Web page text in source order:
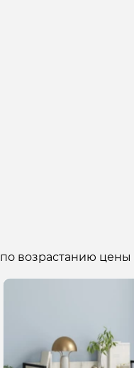
по возрастанию цены